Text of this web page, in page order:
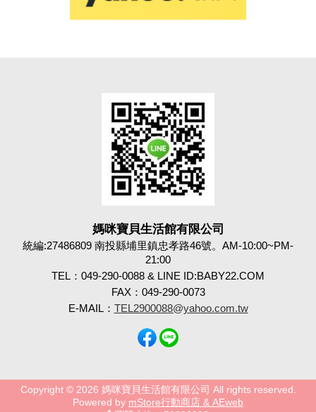
媽咪寶貝生活館有限公司
統編:27486809 南投縣埔里鎮忠孝路46號。AM-10:00~PM-
21:00
TEL：049-290-0088 & LINE ID:BABY22.COM
FAX：049-290-0073
E-MAIL： TEL2900088@yahoo.com.tw
Copyright © 2026 媽咪寶貝生活館有限公司 All rights reserved.
Powered by mStore行動商店 & AEweb